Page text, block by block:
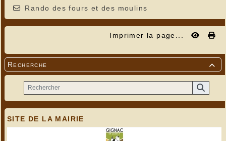
Rando des fours et des moulins
Imprimer la page...

Recherche
SITE DE LA MAIRIE